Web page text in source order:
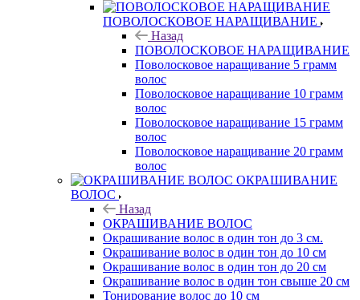
ПОВОЛОСКОВОЕ НАРАЩИВАНИЕ
Назад
ПОВОЛОСКОВОЕ НАРАЩИВАНИЕ
Поволосковое наращивание 5 грамм
волос
Поволосковое наращивание 10 грамм
волос
Поволосковое наращивание 15 грамм
волос
Поволосковое наращивание 20 грамм
волос
ОКРАШИВАНИЕ
ВОЛОС
Назад
ОКРАШИВАНИЕ ВОЛОС
Окрашивание волос в один тон до 3 см.
Окрашивание волос в один тон до 10 см
Окрашивание волос в один тон до 20 см
Окрашивание волос в один тон свыше 20 см
Тонирование волос до 10 см